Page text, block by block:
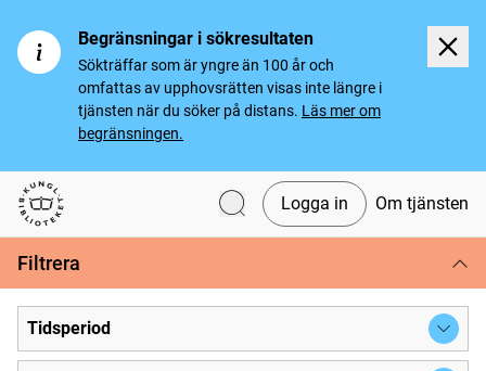
Begränsningar i sökresultaten
Sökträffar som är yngre än 100 år och
omfattas av upphovsrätten visas inte längre i
tjänsten när du söker på distans. Läs mer om
begränsningen.
Svenska tidningar
Logga in Om tjänsten
Filtrera
Tidsperiod